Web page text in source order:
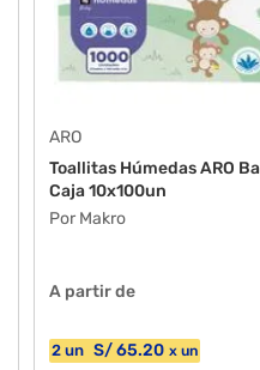
ARO
Toallitas Húmedas ARO
Caja 10x100un
Por Makro
A partir de
2 un S/65.20 xun